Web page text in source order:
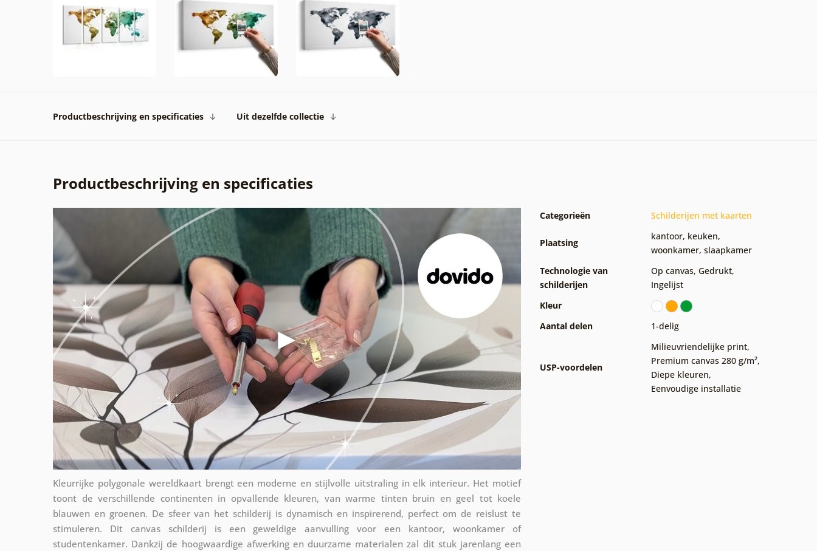
Productbeschrijving en specificaties Uit dezelfde collectie
Productbeschrijving en specificaties
Kleurrijke polygonale wereldkaart brengt een moderne en stijlvolle uitstraling in elk interieur. Het motief
toont de verschillende continenten in opvallende kleuren, van warme tinten bruin en geel tot koele
blauwen en groenen. De sfeer van het schilderij is dynamisch en inspirerend, perfect om de reislust te
stimuleren. Dit canvas schilderij is een geweldige aanvulling voor een kantoor, woonkamer of
studentenkamer. Dankzij de hoogwaardige afwerking en duurzame materialen zal dit stuk jarenlang een
Categorieën Schilderijen met kaarten
Plaatsing
kantoor, keuken,
woonkamer, slaapkamer
Technologie van
schilderijen
Op canvas, Gedrukt,
Ingelijst
Kleur
Aantal delen
1-delig
USP-voordelen
Milieuvriendelijke print,
Premium canvas 280 g/m²,
Diepe kleuren,
Eenvoudige installatie